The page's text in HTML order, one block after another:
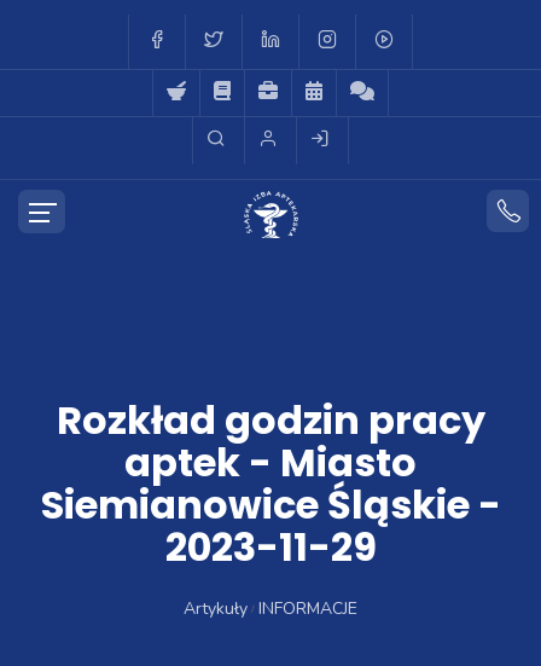
Rozkład godzin pracy
aptek - Miasto
Siemianowice Śląskie -
2023-11-29
Artykuły INFORMACJE